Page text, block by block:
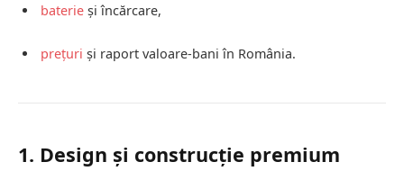
baterie și încărcare,
prețuri și raport valoare-bani în România.
1. Design și construcție premium